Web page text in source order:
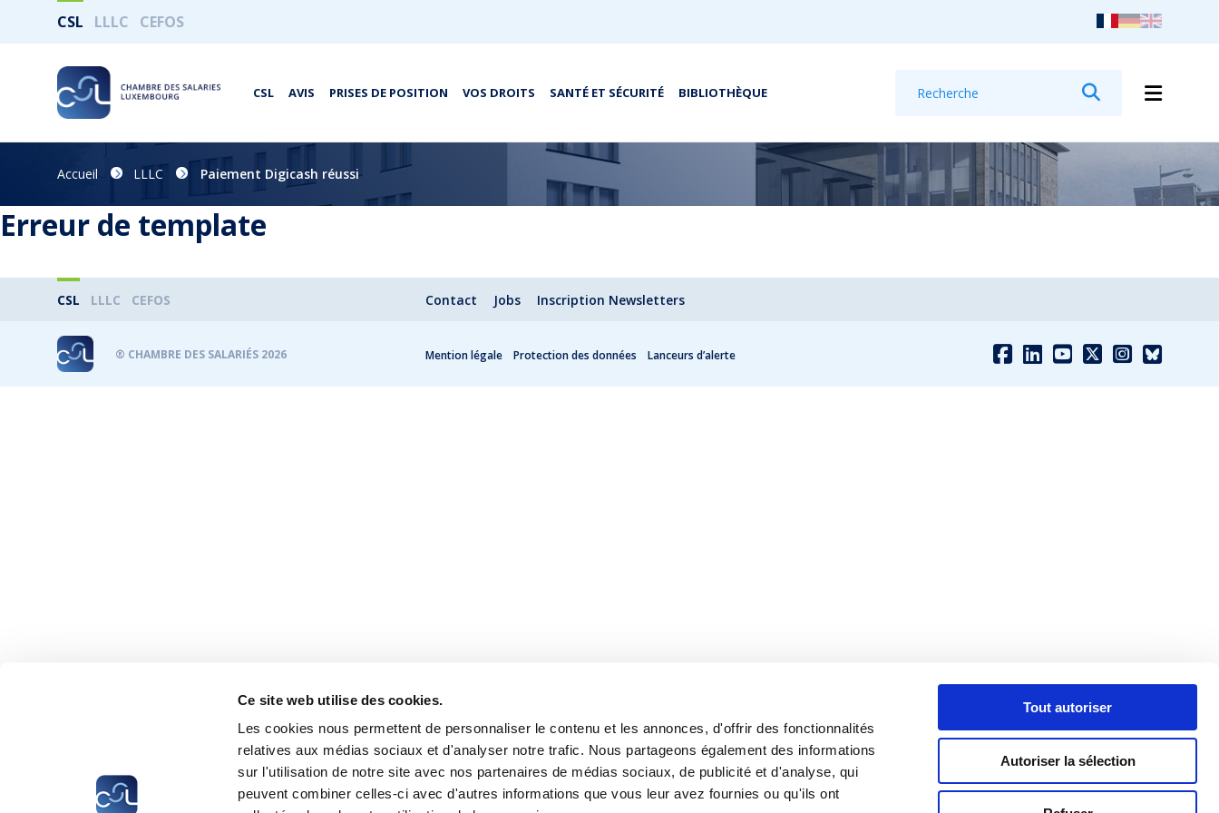
Ce site web utilise des cookies.
Les cookies nous permettent de personnaliser le contenu et les annonces, d'offrir des fonctionnalités
relatives aux médias sociaux et d'analyser notre trafic. Nous partageons également des informations
sur l'utilisation de notre site avec nos partenaires de médias sociaux, de publicité et d'analyse, qui
peuvent combiner celles-ci avec d'autres informations que vous leur avez fournies ou qu'ils ont
Tout autoriser
Autoriser la sélection
CSL LLLC CEFOS
CSL AVIS PRISES DE POSITION VOS DROITS SANTÉ ET SÉCURITÉ BIBLIOTHÈQUE
Accueil LLLC Paiement Digicash réussi
Erreur de template
CSL LLLC CEFOS Contact Jobs Inscription Newsletters
® CHAMBRE DES SALARIÉS 2026 Mention légale Protection des données Lanceurs d’alerte